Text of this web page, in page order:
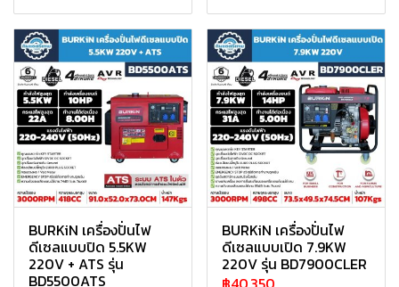
BURKiN เครื่องปั่นไฟ
ดีเซลแบบปิด 5.5KW
220V + ATS รุ่น
BD5500ATS
BURKiN เครื่องปั่นไฟ
ดีเซลแบบเปิด 7.9KW
220V รุ่น BD7900CLER